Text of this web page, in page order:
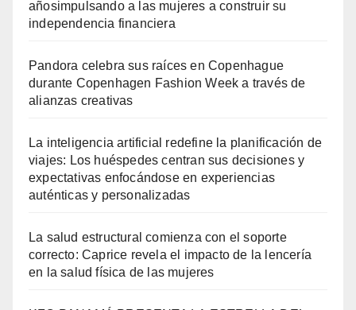
añosimpulsando a las mujeres a construir su
independencia financiera
Pandora celebra sus raíces en Copenhague
durante Copenhagen Fashion Week a través de
alianzas creativas
La inteligencia artificial redefine la planificación de
viajes: Los huéspedes centran sus decisiones y
expectativas enfocándose en experiencias
auténticas y personalizadas
La salud estructural comienza con el soporte
correcto: Caprice revela el impacto de la lencería
en la salud física de las mujeres